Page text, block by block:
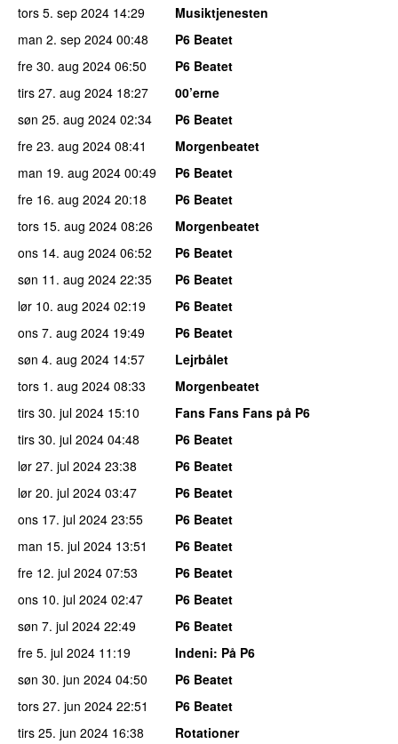
tors 5. sep 2024 14:29
Musiktjenesten
man 2. sep 2024 00:48
P6 Beatet
fre 30. aug 2024 06:50
P6 Beatet
tirs 27. aug 2024 18:27
00’erne
søn 25. aug 2024 02:34
P6 Beatet
fre 23. aug 2024 08:41
Morgenbeatet
man 19. aug 2024 00:49
P6 Beatet
fre 16. aug 2024 20:18
P6 Beatet
tors 15. aug 2024 08:26
Morgenbeatet
ons 14. aug 2024 06:52
P6 Beatet
søn 11. aug 2024 22:35
P6 Beatet
lør 10. aug 2024 02:19
P6 Beatet
ons 7. aug 2024 19:49
P6 Beatet
søn 4. aug 2024 14:57
Lejrbålet
tors 1. aug 2024 08:33
Morgenbeatet
tirs 30. jul 2024 15:10
Fans Fans Fans på P6
tirs 30. jul 2024 04:48
P6 Beatet
lør 27. jul 2024 23:38
P6 Beatet
lør 20. jul 2024 03:47
P6 Beatet
ons 17. jul 2024 23:55
P6 Beatet
man 15. jul 2024 13:51
P6 Beatet
fre 12. jul 2024 07:53
P6 Beatet
ons 10. jul 2024 02:47
P6 Beatet
søn 7. jul 2024 22:49
P6 Beatet
fre 5. jul 2024 11:19 Indeni: På P6
søn 30. jun 2024 04:50
P6 Beatet
tors 27. jun 2024 22:51
P6 Beatet
tirs 25. jun 2024 16:38
Rotationer